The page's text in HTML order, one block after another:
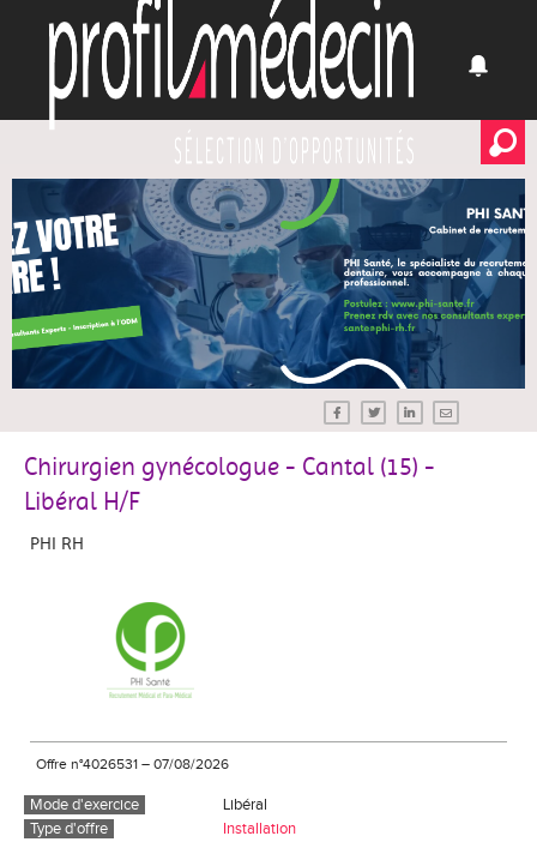
Chirurgien gynécologue - Cantal (15) -
Libéral H/F
PHI RH
Offre n°4026531 – 07/08/2026
Mode d'exercice
Libéral
Type d'offre
Installation